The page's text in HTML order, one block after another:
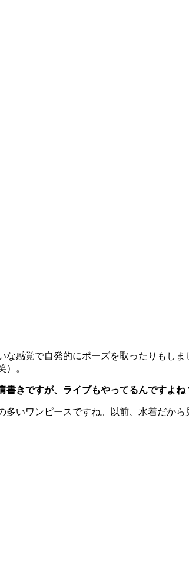
感覚で自発的にポーズを取ったりもし
。
きですが、ライブもやってるんですよね
いワンピースですね。以前、水着だか